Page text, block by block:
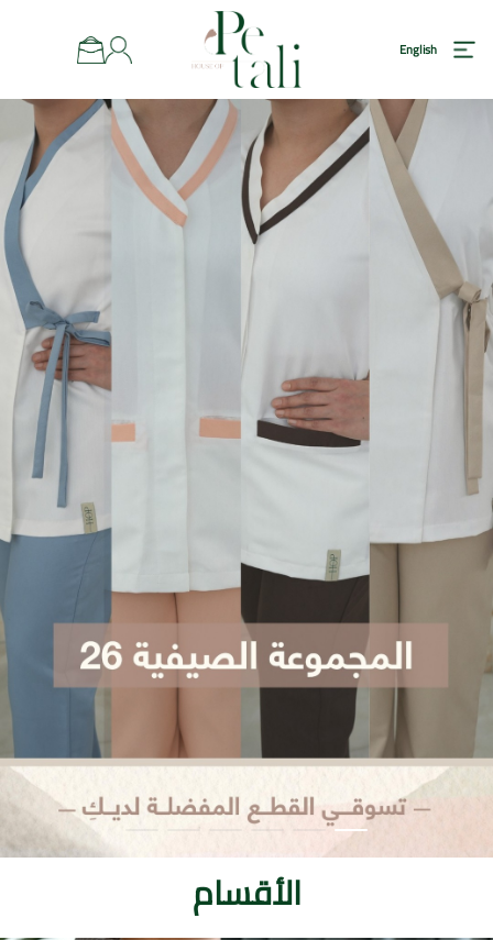
English
الأقسام